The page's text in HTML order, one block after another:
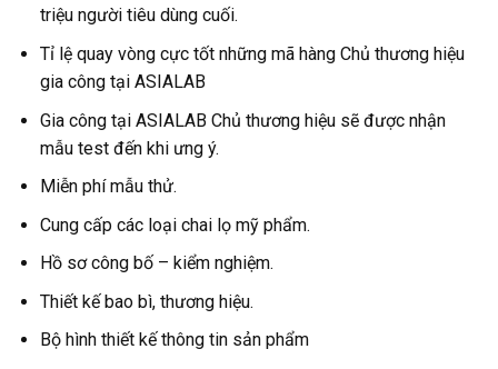
triệu người tiêu dùng cuối.
Tỉ lệ quay vòng cực tốt những mã hàng Chủ thương hiệu
gia công tại ASIALAB
Gia công tại ASIALAB Chủ thương hiệu sẽ được nhận
mẫu test đến khi ưng ý.
Miễn phí mẫu thử.
Cung cấp các loại chai lọ mỹ phẩm.
Hồ sơ công bố – kiểm nghiệm.
Thiết kế bao bì, thương hiệu.
Bộ hình thiết kế thông tin sản phẩm